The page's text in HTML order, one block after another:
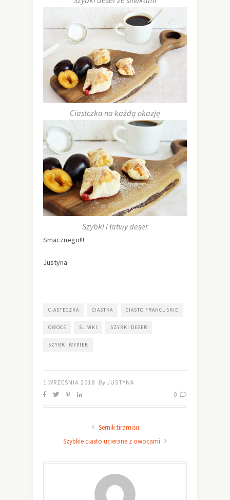
Ciastczka na każdą okazję
Szybki i łatwy deser
Smacznego!!!
Justyna
CIASTECZKA CIASTKA CIASTO FRANCUSKIE
OWOCE ŚLIWKI SZYBKI DESER
SZYBKI WYPIEK
1 WRZEŚNIA 2018 By JUSTYNA
0
Sernik tiramisu
Szybkie ciasto ucierane z owocami